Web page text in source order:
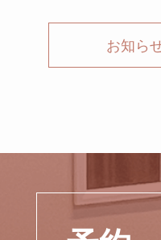
お知ら